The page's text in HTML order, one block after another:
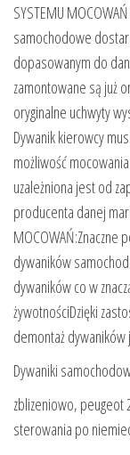
SYSTEMU
samochodowe
dopasowanym do
zamontowane są już
oryginalne uchwyty
Dywanik kierowcy
możliwość
uzależniona jest od
producenta danej
MOCOWAŃ:Znaczne
dywaników
dywaników co w
żywotnościDzięki
demontaż dywaników
Dywaniki
zblizeniowo, peugeot
sterowania po